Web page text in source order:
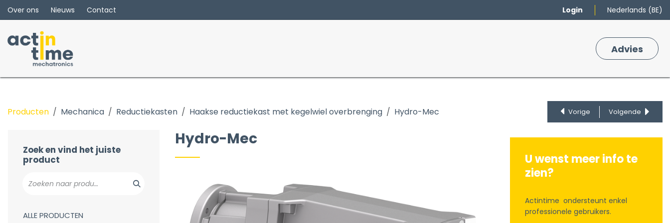
Overslaan naar inhoud
Over ons Nieuws Contact Login Nederlands (BE)
Adv​ies
Hydro-Mec
Producten Mechanica Reductiekasten Haakse reductiekast met kegelwiel overbrenging Hydro-Mec Vorige Volgende
Zoek en vind het juiste
product
ALLE PRODUCTEN
Hydro-Mec
U wenst meer info te
zien?
Actintime ondersteunt enkel
professionele gebruikers.